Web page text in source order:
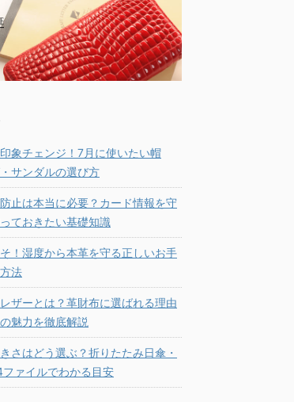
象チェンジ！7月に使いたい帽
サンダルの選び方
止は本当に必要？カード情報を守
ておきたい基礎知識
！湿度から本革を守る正しいお手
法
ザーとは？革財布に選ばれる理由
魅力を徹底解説
さはどう選ぶ？折りたたみ日傘・
ァイルでわかる目安